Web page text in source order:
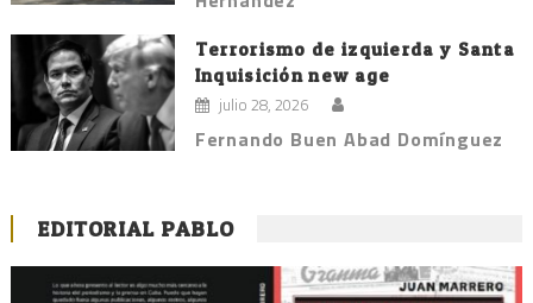
Terrorismo de izquierda y Santa
Inquisición new age
julio 28, 2026
Fernando Buen Abad Domínguez
EDITORIAL PABLO